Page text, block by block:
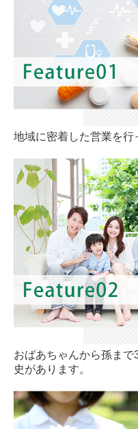
地域に密着した営業を行
おばあちゃんから孫ま
史があります。